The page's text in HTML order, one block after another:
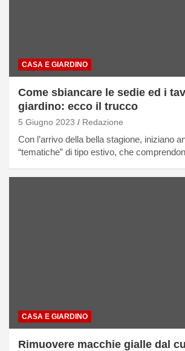
CASA E GIARDINO
Come sbiancare le sedie ed i
giardino: ecco il trucco
5 Giugno 2023 Redazione
Con l’arrivo della bella stagione, iniziano
“tematiche” di tipo estivo, che
CASA E GIARDINO
Rimuovere macchie gialle dal